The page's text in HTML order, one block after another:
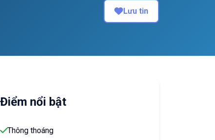
Lưu tin
Điểm nổi bật
Thông thoáng